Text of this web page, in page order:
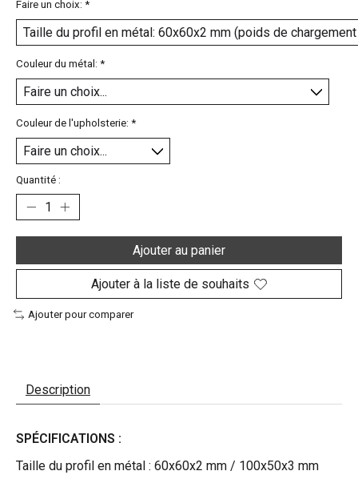
Faire un choix: *
Couleur du métal: *
Couleur de l'upholsterie: *
Quantité :
Ajouter au panier
Ajouter à la liste de souhaits
Ajouter pour comparer
Description
SPÉCIFICATIONS :
Taille du profil en métal : 60x60x2 mm / 100x50x3 mm